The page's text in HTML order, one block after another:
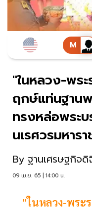
"ในหลวง-พร
ฤกษ์แท่นฐานพ
ทรงหล่อพระ
นเรศวรมหารา
By ฐานเศรษฐกิจดิ
09 เม.ย. 65 | 14:00 น.
"ในหลวง-พระ